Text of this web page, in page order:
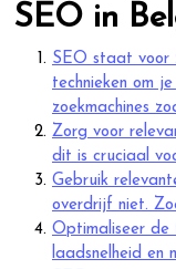
SEO in
SEO staat voor
technieken om
zoekmachines
Zorg voor
dit is cruciaal
Gebruik
overdrijf niet.
Optimaliseer de
laadsnelheid en